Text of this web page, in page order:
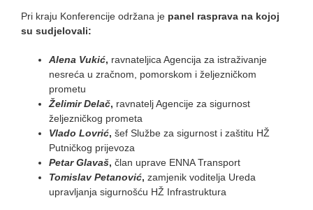
Pri kraju Konferencije održana je panel rasprava na kojoj
su sudjelovali:
Alena Vukić, ravnateljica Agencija za istraživanje
nesreća u zračnom, pomorskom i željezničkom
prometu
Želimir Delač, ravnatelj Agencije za sigurnost
željezničkog prometa
Vlado Lovrić, šef Službe za sigurnost i zaštitu HŽ
Putničkog prijevoza
Petar Glavaš, član uprave ENNA Transport
Tomislav Petanović, zamjenik voditelja Ureda
upravljanja sigurnošću HŽ Infrastruktura